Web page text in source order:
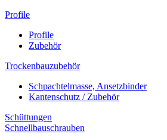
Profile
Profile
Zubehör
Trockenbauzubehör
Schpachtelmasse, Ansetzbinder
Kantenschutz / Zubehör
Schüttungen
Schnellbauschrauben